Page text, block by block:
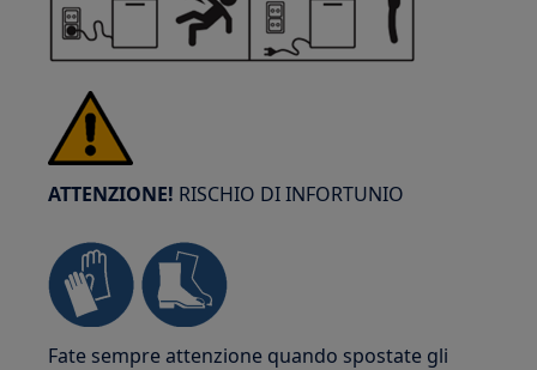
ATTENZIONE! RISCHIO DI INFORTUNIO
Fate sempre attenzione quando spostate gli